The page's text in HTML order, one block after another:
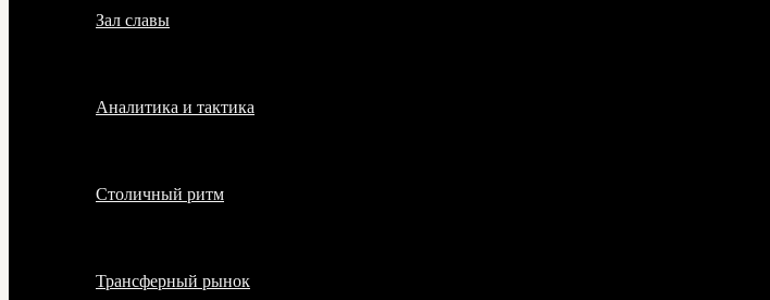
Зал славы
Аналитика и тактика
Столичный ритм
Трансферный рынок